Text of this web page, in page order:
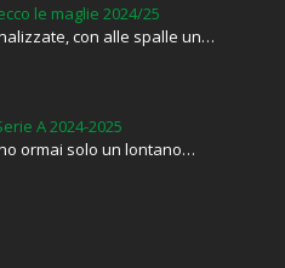
le maglie 2024/25
con alle spalle un…
A 2024-2025
ormai solo un lontano…